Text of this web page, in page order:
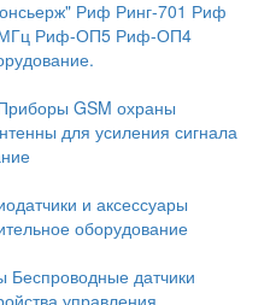
Риф Ринг-701 Риф
Риф-ОП5 Риф-ОП4
GSM охраны
для усиления сигнала
и аксессуары
оборудование
Беспроводные датчики